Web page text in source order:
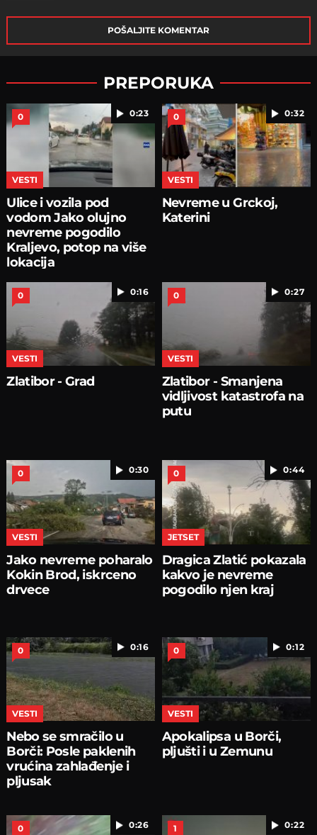
POŠALJITE KOMENTAR
PREPORUKA
0:23
0
VESTI
Ulice i vozila pod
vodom Jako olujno
nevreme pogodilo
Kraljevo, potop na više
lokacija
0:32
0
VESTI
Nevreme u Grckoj,
Katerini
0:16
0
VESTI
Zlatibor - Grad
0:27
0
VESTI
Zlatibor - Smanjena
vidljivost katastrofa na
putu
0:30
0
VESTI
Jako nevreme poharalo
Kokin Brod, iskrceno
drvece
0:44
0
JETSET
Dragica Zlatić pokazala
kakvo je nevreme
pogodilo njen kraj
0:16
0
VESTI
Nebo se smračilo u
Borči: Posle paklenih
vrućina zahlađenje i
pljusak
0:12
0
VESTI
Apokalipsa u Borči,
pljušti i u Zemunu
0:26
0 0:22
1